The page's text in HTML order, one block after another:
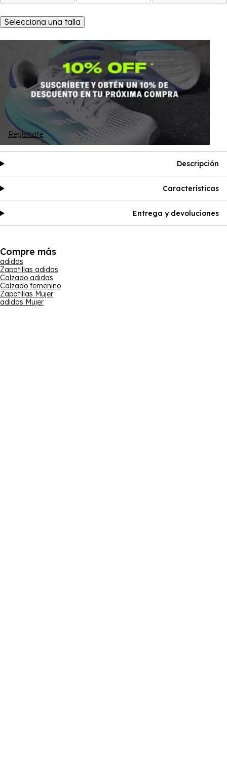
Selecciona una talla
Regístrate
Descripción
Características
Entrega y devoluciones
Compre más
adidas
Zapatillas adidas
Calzado adidas
Calzado femenino
Zapatillas Mujer
adidas Mujer